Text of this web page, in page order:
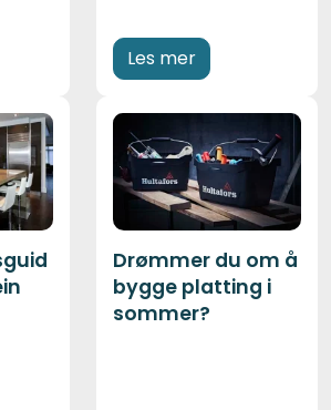
Les mer
Drømmer du om å
bygge platting i
sommer?